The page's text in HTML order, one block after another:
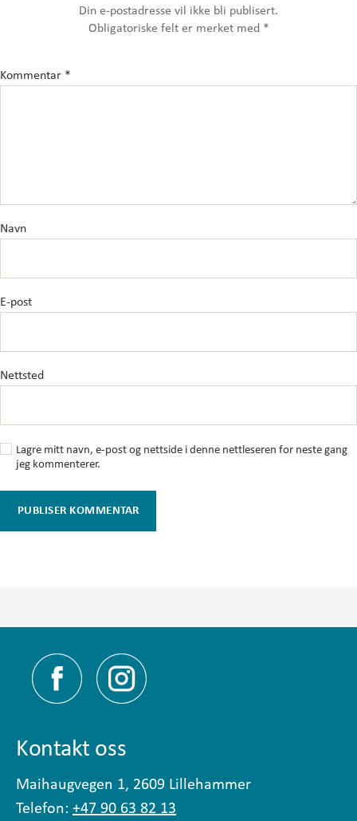
Din e-postadresse vil ikke bli publisert.
Obligatoriske felt er merket med *
Kommentar *
Navn
E-post
Nettsted
Lagre mitt navn, e-post og nettside i denne nettleseren for neste gang
jeg kommenterer.
Kontakt oss
Maihaugvegen 1, 2609 Lillehammer
Telefon: +47 90 63 82 13